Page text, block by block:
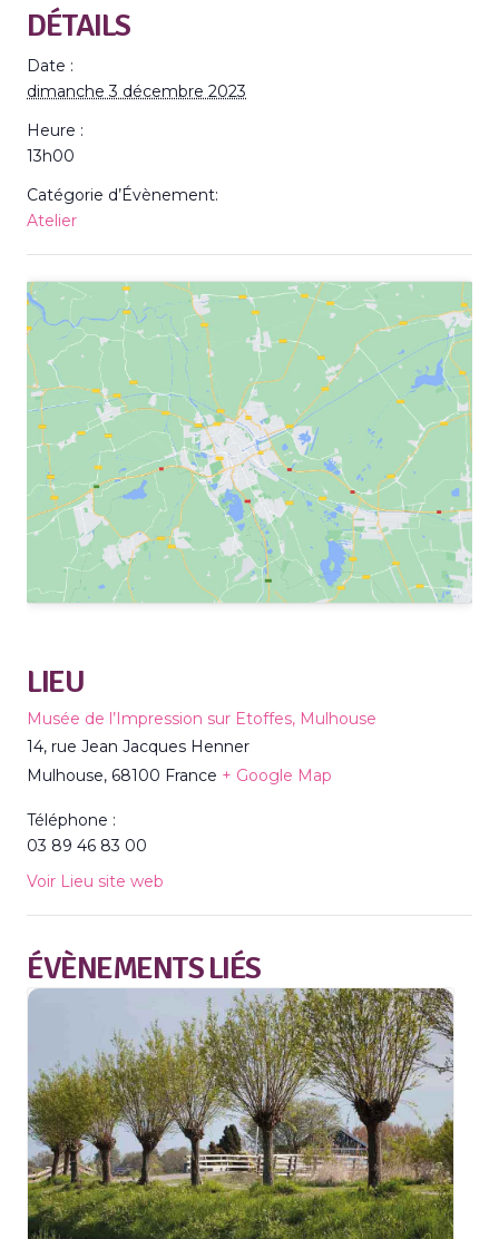
DÉTAILS
Date :
dimanche 3 décembre 2023
Heure :
13h00
Catégorie d’Évènement:
Atelier
LIEU
Musée de l’Impression sur Etoffes, Mulhouse
14, rue Jean Jacques Henner
Mulhouse, 68100 France + Google Map
Téléphone :
03 89 46 83 00
Voir Lieu site web
ÉVÈNEMENTS LIÉS